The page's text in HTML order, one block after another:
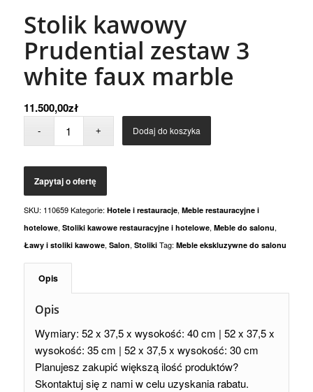
Stolik kawowy
Prudential zestaw 3
white faux marble
11.500,00zł
Dodaj do koszyka
SKU: 110659 Kategorie: Hotele i restauracje, Meble restauracyjne i
hotelowe, Stoliki kawowe restauracyjne i hotelowe, Meble do salonu,
Ławy i stoliki kawowe, Salon, Stoliki Tag: Meble ekskluzywne do salonu
Opis
Opis
Wymiary: 52 x 37,5 x wysokość: 40 cm | 52 x 37,5 x
wysokość: 35 cm | 52 x 37,5 x wysokość: 30 cm
Planujesz zakupić większą ilość produktów?
Skontaktuj się z nami w celu uzyskania rabatu.